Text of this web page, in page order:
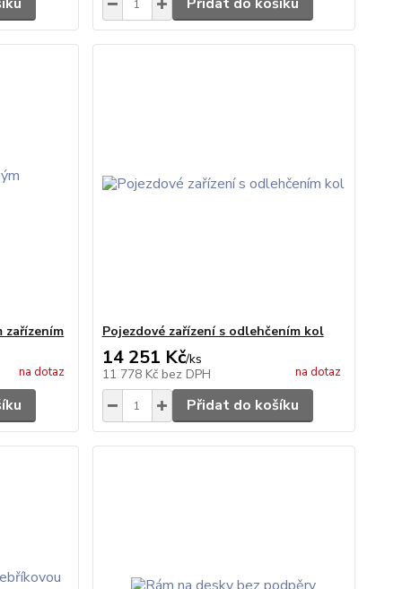
zařízením
na dotaz
Pojezdové zařízení s odlehčením kol
14 251 Kč/ks
11 778 Kč bez DPH na dotaz
Přidat do košíku